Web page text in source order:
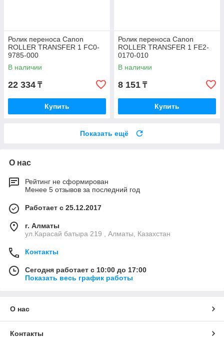
Ролик переноса Canon
ROLLER TRANSFER 1 FC0-
9785-000
В наличии
22 334 ₸
Купить
Ролик переноса Canon
ROLLER TRANSFER 1 FE2-
0170-010
В наличии
8 151 ₸
Купить
Показать ещё
О нас
Рейтинг не сформирован
Менее 5 отзывов за последний год
Работает с 25.12.2017
г. Алматы
ул.Карасай батыра 219 , Алматы, Казахстан
Контакты
Сегодня работает с 10:00 до 17:00
Показать весь график работы
О нас
Контакты